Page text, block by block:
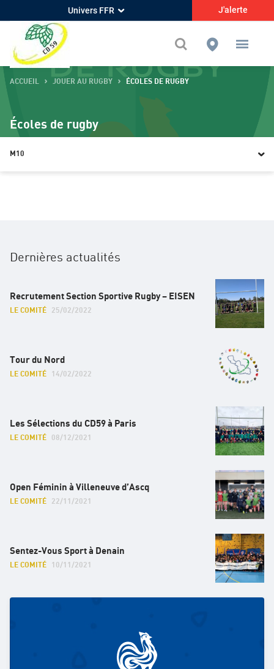
Univers FFR J'alerte
ACCUEIL JOUER AU RUGBY ÉCOLES DE RUGBY
Écoles de rugby
M10
M10
M14
Labellisation des ecoles de rugby
Dernières actualités
Recrutement Section Sportive Rugby – EISEN
LE COMITÉ 25/02/2022
Tour du Nord
LE COMITÉ 14/02/2022
Les Sélections du CD59 à Paris
LE COMITÉ 08/12/2021
Open Féminin à Villeneuve d’Ascq
LE COMITÉ 22/11/2021
Sentez-Vous Sport à Denain
LE COMITÉ 10/11/2021